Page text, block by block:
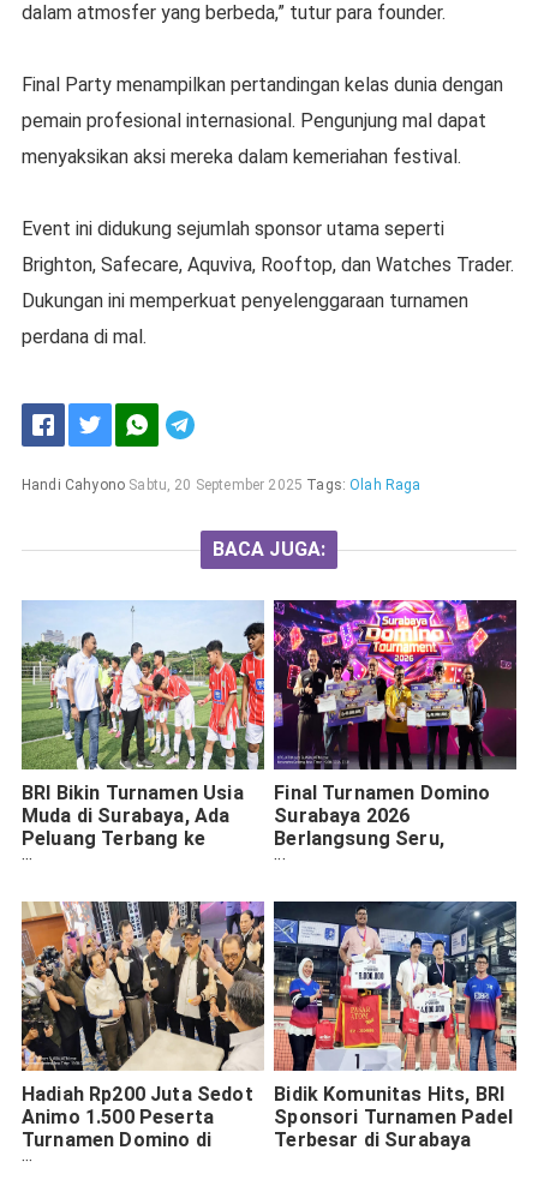
dalam atmosfer yang berbeda,” tutur para founder.
Final Party menampilkan pertandingan kelas dunia dengan
pemain profesional internasional. Pengunjung mal dapat
menyaksikan aksi mereka dalam kemeriahan festival.
Event ini didukung sejumlah sponsor utama seperti
Brighton, Safecare, Aquviva, Rooftop, dan Watches Trader.
Dukungan ini memperkuat penyelenggaraan turnamen
perdana di mal.
Handi Cahyono Sabtu, 20 September 2025 Tags:Olah Raga
BACA JUGA:
BRI Bikin Turnamen Usia
Muda di Surabaya, Ada
Peluang Terbang ke
Barcelona
Final Turnamen Domino
Surabaya 2026
Berlangsung Seru,
Emansyah Keluar sebagai
Hadiah Rp200 Juta Sedot
Animo 1.500 Peserta
Turnamen Domino di
Surabaya
Bidik Komunitas Hits, BRI
Sponsori Turnamen Padel
Terbesar di Surabaya